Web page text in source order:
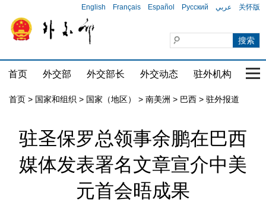
English Français Español Русский عربي 关怀版
首页 外交部 外交部长 外交动态 驻外机构 国
首页 > 国家和组织 > 国家（地区） > 南美洲 > 巴西 > 驻外报道
驻圣保罗总领事余鹏在巴西
媒体发表署名文章宣介中美
元首会晤成果